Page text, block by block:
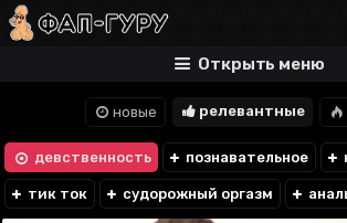
Открыть меню
новые релевантные
девственность познавательное
тик ток судорожный оргазм